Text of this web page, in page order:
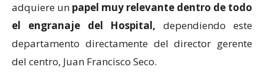
adquiere un papel muy relevante dentro de todo
el engranaje del Hospital, dependiendo este
departamento directamente del director gerente
del centro, Juan Francisco Seco.